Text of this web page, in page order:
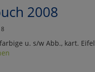
2008
u. s/w Abb., kart.